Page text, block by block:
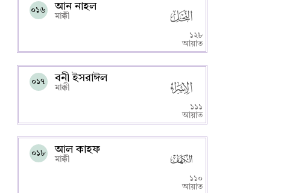
০১৬ আন নাহল
মাক্কী
১২৮
আয়াত
০১৭ বনী ইসরাঈল
মাক্কী
১১১
আয়াত
০১৮ আল কাহফ
মাক্কী
১১০
আয়াত